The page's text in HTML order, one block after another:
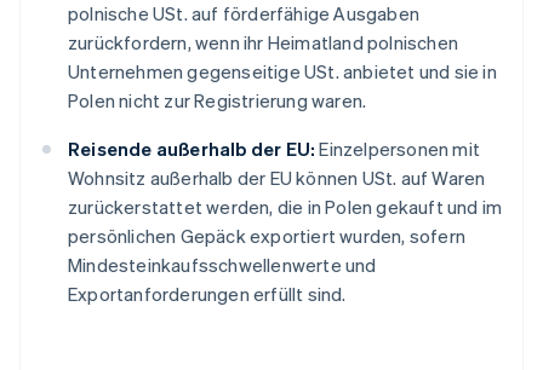
polnische USt. auf förderfähige Ausgaben
zurückfordern, wenn ihr Heimatland polnischen
Unternehmen gegenseitige USt. anbietet und sie in
Polen nicht zur Registrierung waren.
Reisende außerhalb der EU: Einzelpersonen mit
Wohnsitz außerhalb der EU können USt. auf Waren
zurückerstattet werden, die in Polen gekauft und im
persönlichen Gepäck exportiert wurden, sofern
Mindesteinkaufsschwellenwerte und
Exportanforderungen erfüllt sind.